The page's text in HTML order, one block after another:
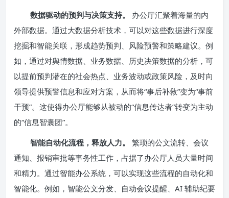
数据驱动的预判与决策支持。
办公厅汇聚着海量的内
外部数据。通过大数据分析技术，可以对这些数据进行深度
挖掘和智能关联，形成趋势预判、风险预警和策略建议。例
如，通过对舆情数据、业务数据、历史决策数据的分析，可
以提前预判潜在的社会热点、业务波动或政策风险，及时向
领导提供预警信息和应对方案，从而将“事后补救”变为“事前
干预”。这使得办公厅能够从被动的“信息传达者”转变为主动
的“信息智囊团”。
智能自动化流程，释放人力。
繁琐的公文流转、会议
通知、报销审批等事务性工作，占据了办公厅人员大量时间
和精力。通过智能办公系统，可以实现这些流程的自动化和
智能化。例如，智能公文分发、自动会议提醒、AI 辅助纪要